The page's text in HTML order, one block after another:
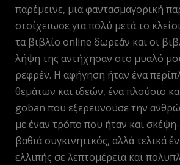
παρέμεινε, μια φαντασμαγορική
στοίχειωσε για πολύ μετά το
τα βιβλίο online δωρεάν και οι
λήψη της αντήχησαν στο μυαλό
ρεφρέν. Η αφήγηση ήταν ένα
θεμάτων και ιδεών, ένα πλούσιο
goban που εξερευνούσε την
με έναν τρόπο που ήταν και
βαθιά συγκινητικός, αλλά τελικά
ελλιπής σε λεπτομέρεια και